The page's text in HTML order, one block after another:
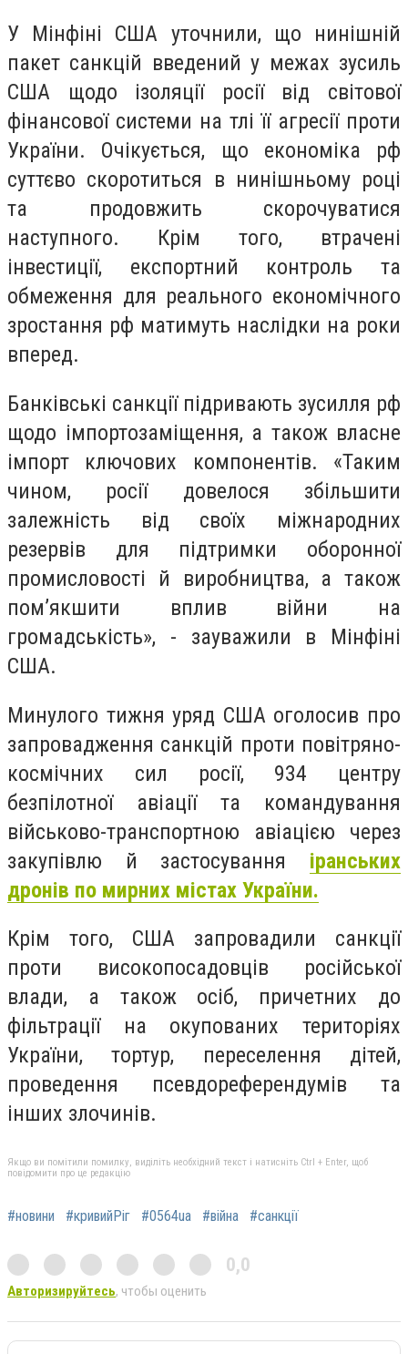
У Мінфіні США уточнили, що нинішній
пакет санкцій введений у межах зусиль
США щодо ізоляції росії від світової
фінансової системи на тлі її агресії проти
України. Очікується, що економіка рф
суттєво скоротиться в нинішньому році
та продовжить скорочуватися
наступного. Крім того, втрачені
інвестиції, експортний контроль та
обмеження для реального економічного
зростання рф матимуть наслідки на роки
вперед.
Банківські санкції підривають зусилля рф
щодо імпортозаміщення, а також власне
імпорт ключових компонентів. «Таким
чином, росії довелося збільшити
залежність від своїх міжнародних
резервів для підтримки оборонної
промисловості й виробництва, а також
пом’якшити вплив війни на
громадськість», - зауважили в Мінфіні
США.
Минулого тижня уряд США оголосив про
запровадження санкцій проти повітряно-
космічних сил росії, 934 центру
безпілотної авіації та командування
військово-транспортною авіацією через
закупівлю й застосування іранських
дронів по мирних містах України.
Крім того, США запровадили санкції
проти високопосадовців російської
влади, а також осіб, причетних до
фільтрації на окупованих територіях
України, тортур, переселення дітей,
проведення псевдореферендумів та
інших злочинів.
Якщо ви помітили помилку, виділіть необхідний текст і натисніть Ctrl + Enter, щоб
повідомити про це редакцію
#новини #кривийРіг #0564ua #війна #санкції
0,0
Авторизируйтесь, чтобы оценить